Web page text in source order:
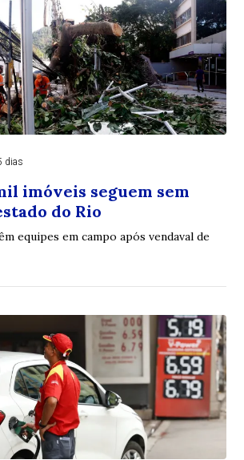
dias
imóveis seguem sem
do Rio
equipes em campo após vendaval de